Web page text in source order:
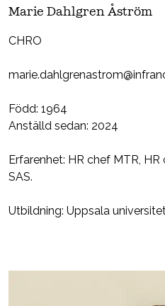
Marie Dahlgren Åström
CHRO
Född: 1964
Anställd sedan: 2024
Erfarenhet: HR chef MTR,
SAS.
Utbildning: Uppsala